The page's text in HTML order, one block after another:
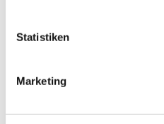
Statistiken
Marketing